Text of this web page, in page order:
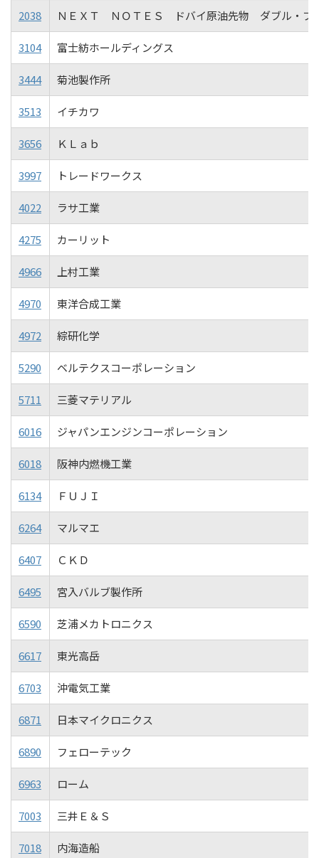
2038 ＮＥＸＴ ＮＯＴＥＳ ドバイ原油先物 ダブル・
3104 富士紡ホールディングス
3444 菊池製作所
3513 イチカワ
3656 ＫＬａｂ
3997 トレードワークス
4022 ラサ工業
4275 カーリット
4966 上村工業
4970 東洋合成工業
4972 綜研化学
5290 ベルテクスコーポレーション
5711 三菱マテリアル
6016 ジャパンエンジンコーポレーション
6018 阪神内燃機工業
6134 ＦＵＪＩ
6264 マルマエ
6407 ＣＫＤ
6495 宮入バルブ製作所
6590 芝浦メカトロニクス
6617 東光高岳
6703 沖電気工業
6871 日本マイクロニクス
6890 フェローテック
6963 ローム
7003 三井Ｅ＆Ｓ
7018 内海造船